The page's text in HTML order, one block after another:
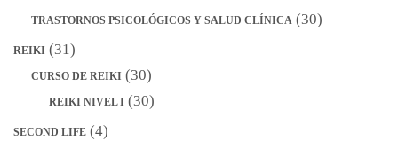
TRASTORNOS PSICOLÓGICOS Y SALUD CLÍNICA (30)
REIKI (31)
CURSO DE REIKI (30)
REIKI NIVEL I (30)
SECOND LIFE (4)